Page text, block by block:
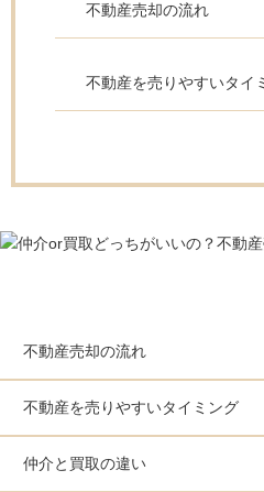
不動産売却の流れ
不動産を売りやすいタイ
不動産売却の流れ
不動産を売りやすいタイミング
仲介と買取の違い